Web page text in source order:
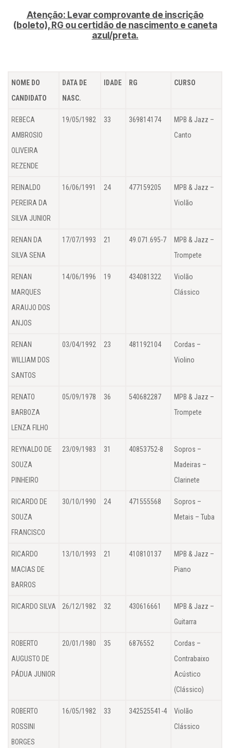
Atenção: Levar comprovante de inscrição
(boleto), RG ou certidão de nascimento e caneta
azul/preta.
NOME DO
CANDIDATO
DATA DE
NASC.
IDADE RG CURSO
REBECA
AMBROSIO
OLIVEIRA
REZENDE
19/05/1982 33 369814174
MPB & Jazz –
Canto
REINALDO
PEREIRA DA
SILVA JUNIOR
16/06/1991 24 477159205
MPB & Jazz –
Violão
RENAN DA
SILVA SENA
17/07/1993 21 49.071.695-7
MPB & Jazz –
Trompete
RENAN
MARQUES
ARAUJO DOS
ANJOS
14/06/1996 19 434081322
Violão
Clássico
RENAN
WILLIAM DOS
SANTOS
03/04/1992 23 481192104
Cordas –
Violino
RENATO
BARBOZA
LENZA FILHO
05/09/1978 36 540682287
MPB & Jazz –
Trompete
REYNALDO DE
SOUZA
PINHEIRO
23/09/1983 31 40853752-8
Sopros –
Madeiras –
Clarinete
RICARDO DE
SOUZA
FRANCISCO
30/10/1990 24 471555568
Sopros –
Metais – Tuba
RICARDO
MACIAS DE
BARROS
13/10/1993 21 410810137
MPB & Jazz –
Piano
RICARDO SILVA 26/12/1982 32 430616661
MPB & Jazz –
Guitarra
ROBERTO
AUGUSTO DE
PÁDUA JUNIOR
20/01/1980 35 6876552
Cordas –
Contrabaixo
Acústico
(Clássico)
ROBERTO
ROSSINI
BORGES
16/05/1982 33 342525541-4
Violão
Clássico